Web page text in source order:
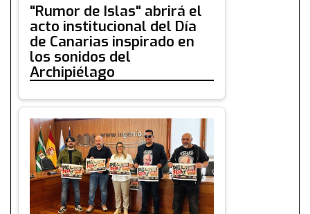
"Rumor de Islas" abrirá el
acto institucional del Día
de Canarias inspirado en
los sonidos del
Archipiélago